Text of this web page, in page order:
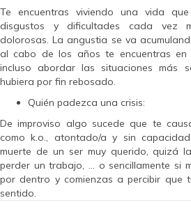
Te encuentras viviendo una vida
disgustos y dificultades cada vez
dolorosas. La angustia se va
al cabo de los años te encuentras
incluso abordar las situaciones más
hubiera por fin rebosado.
Quién padezca una crisis:
De improviso algo sucede que te
como k.o., atontado/a y sin
muerte de un ser muy querido, quizá
perder un trabajo, … o sencillamente si
por dentro y comienzas a percibir que
sentido.